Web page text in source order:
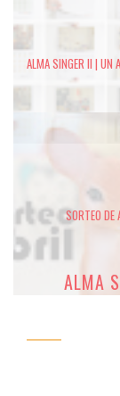
ALMA SINGER II | UN
SORTEO DE
ALMA